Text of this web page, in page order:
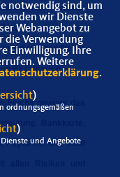
Herr Thomas
der
in gut verständlicher
Bezahlarten.
Fläche gewinnt das
Bankkarte,
Paydirekt und Kauf
notwendig sind, um
wir Dienste
Webangebot zu
die Verwendung
Einwilligung. Ihre
Weitere
.
)
ordnungsgemäßen
)
und Angebote